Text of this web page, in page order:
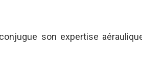
son expertise